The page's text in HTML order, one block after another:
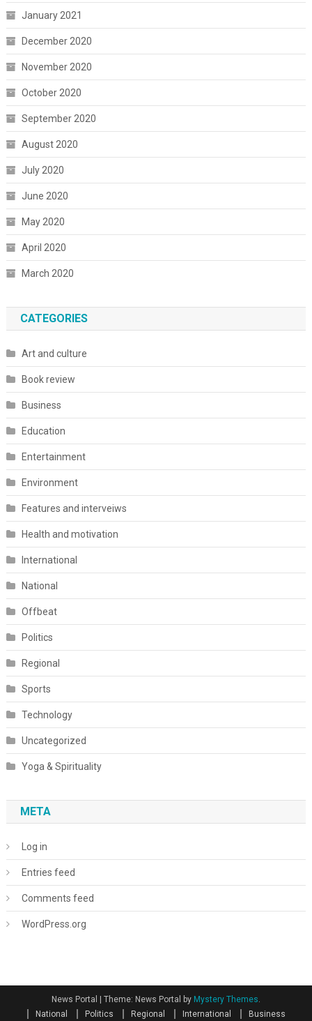
January 2021
December 2020
November 2020
October 2020
September 2020
August 2020
July 2020
June 2020
May 2020
April 2020
March 2020
CATEGORIES
Art and culture
Book review
Business
Education
Entertainment
Environment
Features and interveiws
Health and motivation
International
National
Offbeat
Politics
Regional
Sports
Technology
Uncategorized
Yoga & Spirituality
META
Log in
Entries feed
Comments feed
WordPress.org
News Portal | Theme: News Portal by Mystery Themes
National
Politics Regional International Business